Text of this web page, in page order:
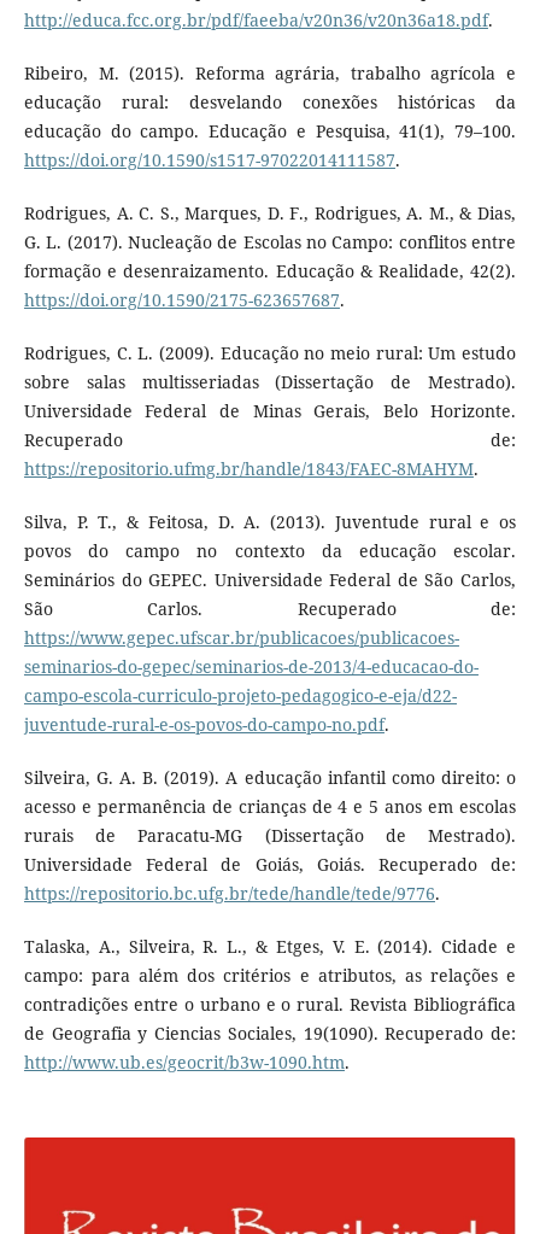
http://educa.fcc.org.br/pdf/faeeba/v20n36/v20n36a18.pdf.
Ribeiro, M. (2015). Reforma agrária, trabalho agrícola e
educação rural: desvelando conexões históricas da
educação do campo. Educação e Pesquisa, 41(1), 79–100.
https://doi.org/10.1590/s1517-97022014111587.
Rodrigues, A. C. S., Marques, D. F., Rodrigues, A. M., & Dias,
G. L. (2017). Nucleação de Escolas no Campo: conflitos entre
formação e desenraizamento. Educação & Realidade, 42(2).
https://doi.org/10.1590/2175-623657687.
Rodrigues, C. L. (2009). Educação no meio rural: Um estudo
sobre salas multisseriadas (Dissertação de Mestrado).
Universidade Federal de Minas Gerais, Belo Horizonte.
Recuperado de:
https://repositorio.ufmg.br/handle/1843/FAEC-8MAHYM.
Silva, P. T., & Feitosa, D. A. (2013). Juventude rural e os
povos do campo no contexto da educação escolar.
Seminários do GEPEC. Universidade Federal de São Carlos,
São Carlos. Recuperado de:
https://www.gepec.ufscar.br/publicacoes/publicacoes-
seminarios-do-gepec/seminarios-de-2013/4-educacao-do-
campo-escola-curriculo-projeto-pedagogico-e-eja/d22-
juventude-rural-e-os-povos-do-campo-no.pdf.
Silveira, G. A. B. (2019). A educação infantil como direito: o
acesso e permanência de crianças de 4 e 5 anos em escolas
rurais de Paracatu-MG (Dissertação de Mestrado).
Universidade Federal de Goiás, Goiás. Recuperado de:
https://repositorio.bc.ufg.br/tede/handle/tede/9776.
Talaska, A., Silveira, R. L., & Etges, V. E. (2014). Cidade e
campo: para além dos critérios e atributos, as relações e
contradições entre o urbano e o rural. Revista Bibliográfica
de Geografia y Ciencias Sociales, 19(1090). Recuperado de:
http://www.ub.es/geocrit/b3w-1090.htm.